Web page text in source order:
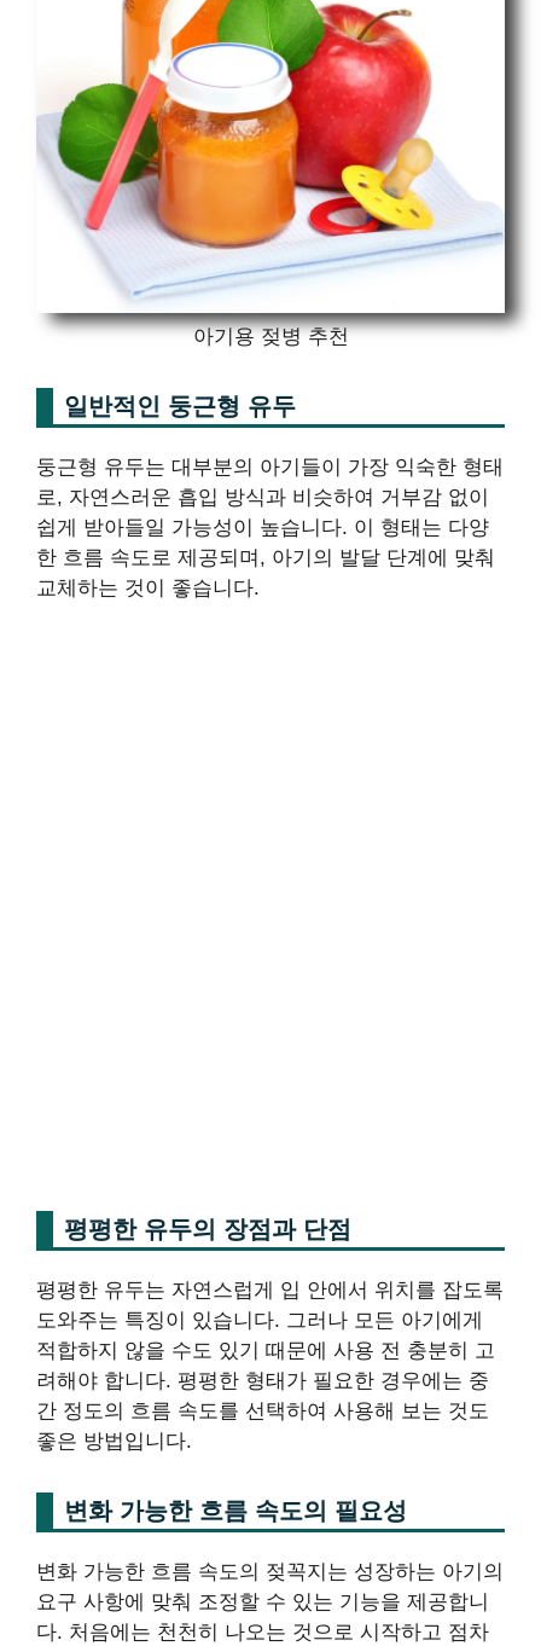
아기용 젖병 추천
일반적인 둥근형 유두
둥근형 유두는 대부분의 아기들이 가장 익숙한 형태
로, 자연스러운 흡입 방식과 비슷하여 거부감 없이
쉽게 받아들일 가능성이 높습니다. 이 형태는 다양
한 흐름 속도로 제공되며, 아기의 발달 단계에 맞춰
교체하는 것이 좋습니다.
평평한 유두의 장점과 단점
평평한 유두는 자연스럽게 입 안에서 위치를 잡도록
도와주는 특징이 있습니다. 그러나 모든 아기에게
적합하지 않을 수도 있기 때문에 사용 전 충분히 고
려해야 합니다. 평평한 형태가 필요한 경우에는 중
간 정도의 흐름 속도를 선택하여 사용해 보는 것도
좋은 방법입니다.
변화 가능한 흐름 속도의 필요성
변화 가능한 흐름 속도의 젖꼭지는 성장하는 아기의
요구 사항에 맞춰 조정할 수 있는 기능을 제공합니
다. 처음에는 천천히 나오는 것으로 시작하고 점차